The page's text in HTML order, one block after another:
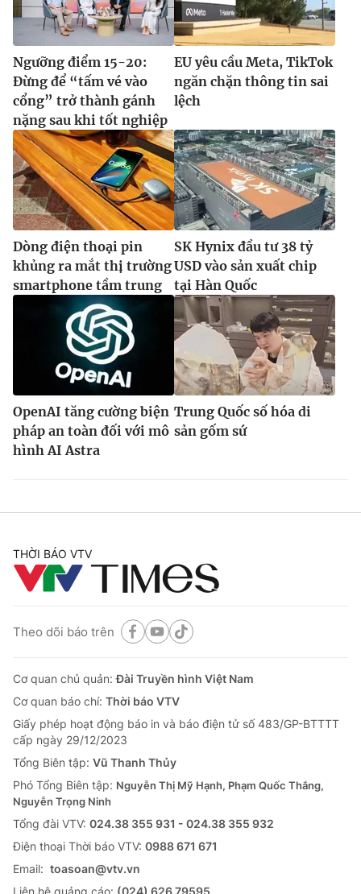
Ngưỡng điểm 15-20:
Đừng để “tấm vé vào
cổng” trở thành gánh
nặng sau khi tốt nghiệp
EU yêu cầu Meta, TikTok
ngăn chặn thông tin sai
lệch
Dòng điện thoại pin
khủng ra mắt thị trường
smartphone tầm trung
SK Hynix đầu tư 38 tỷ
USD vào sản xuất chip
tại Hàn Quốc
OpenAI tăng cường biện
pháp an toàn đối với mô
hình AI Astra
Trung Quốc số hóa di
sản gốm sứ
THỜI BÁO VTV
Theo dõi báo trên
Cơ quan chủ quản:Đài Truyền hình Việt Nam
Cơ quan báo chí: Thời báo VTV
Giấy phép hoạt động báo in và báo điện tử số 483/GP-BTTTT
cấp ngày 29/12/2023
Tổng Biên tập: Vũ Thanh Thủy
Phó Tổng Biên tập: Nguyễn Thị Mỹ Hạnh, Phạm Quốc Thắng,
Nguyễn Trọng Ninh
Tổng đài VTV: 024.38 355 931 - 024.38 355 932
Ðiện thoại Thời báo VTV: 0988 671 671
Email: toasoan@vtv.vn
Liên hệ quảng cáo: (024) 626 79595